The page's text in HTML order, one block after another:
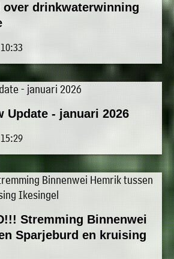
over drinkwaterwinning
Update - januari 2026
Stremming Binnenwei
Sparjeburd en kruising